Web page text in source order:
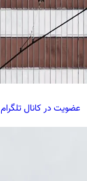
عضویت در کانال تلگرام